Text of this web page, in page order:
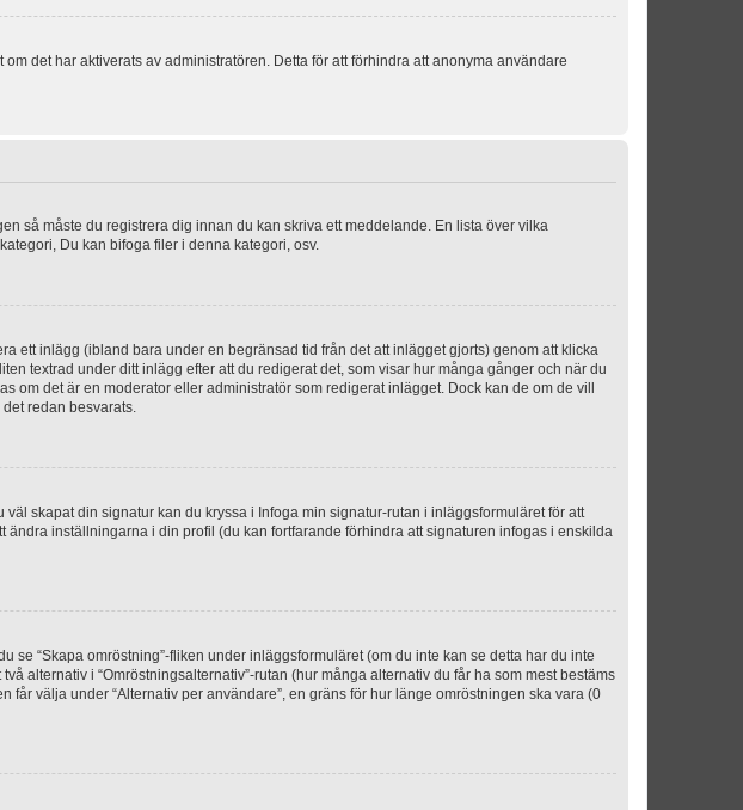
det har aktiverats av administratören. Detta för att förhindra att anonyma användare
så måste du registrera dig innan du kan skriva ett meddelande. En lista över vilka
Du kan bifoga filer i denna kategori, osv.
ett inlägg (ibland bara under en begränsad tid från det att inlägget gjorts) genom att klicka
textrad under ditt inlägg efter att du redigerat det, som visar hur många gånger och när du
om det är en moderator eller administratör som redigerat inlägget. Dock kan de om de vill
redan besvarats.
skapat din signatur kan du kryssa i Infoga min signatur-rutan i inläggsformuläret för att
inställningarna i din profil (du kan fortfarande förhindra att signaturen infogas i enskilda
“Skapa omröstning”-fliken under inläggsformuläret (om du inte kan se detta har du inte
alternativ i “Omröstningsalternativ”-rutan (hur många alternativ du får ha som mest bestäms
välja under “Alternativ per användare”, en gräns för hur länge omröstningen ska vara (0